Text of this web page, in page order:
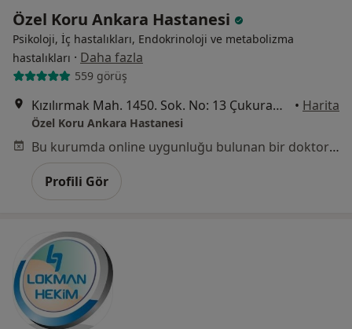
Özel Koru Ankara Hastanesi
Psikoloji, İç hastalıkları, Endokrinoloji ve metabolizma
hastalıkları · Daha fazla
559 görüş
Kızılırmak Mah. 1450. Sok. No: 13 Çukurambar, Ankara • Harita
Özel Koru Ankara Hastanesi
Bu kurumda online uygunluğu bulunan bir doktor veya uzman bulunamadı
Profili Gör